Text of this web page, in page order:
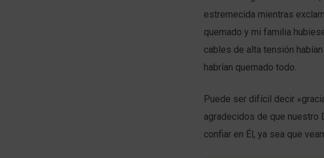
estremecida mientras
quemado y mi familia
cables de alta tensión
habrían quemado todo.
Puede ser difícil decir
agradecidos de que nuestro
confiar en Él, ya sea que